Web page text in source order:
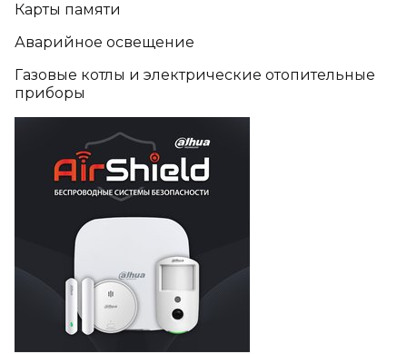
Карты памяти
Аварийное освещение
Газовые котлы и электрические отопительные
приборы